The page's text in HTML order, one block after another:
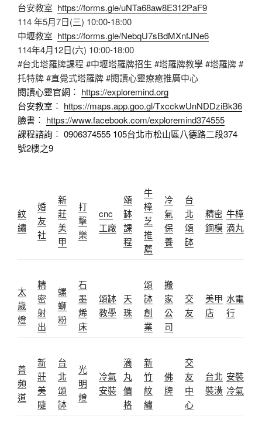
台安教室 https://forms.gle/uNTa68aw8E312PaF9
114 年5月7日(三) 10:00-18:00
中壢教室 https://forms.gle/NebqU7sBdMXnfJNe6
114年4月12日(六) 10:00-18:00
#台北塔羅牌課程 #中壢塔羅牌招生 #塔羅牌教學 #塔羅牌 #
托特牌 #直覺式塔羅牌 #閱讀心靈療癒推廣中心
閱讀心靈官網︰ https://exploremind.org
台安教室︰ https://maps.app.goo.gl/TxcckwUnNDDziBk36
臉書︰ https://www.facebook.com/exploremind374555
課程諮詢︰ 0906374555 105台北市松山區八德路二段374
號2樓之9
紋
繡
婚
友
社
新
莊
美
甲
打
擊
樂
cnc
工廠
頌
缽
課
程
牛
樟
芝
推
薦
冷
氣
保
養
台
北
頌
缽
精密
鋼模
牛樟
滴丸
太
歲
燈
精
密
射
出
螺
螄
粉
石
墨
烯
床
頌缽
教學
天
珠
頌
缽
創
業
搬
家
公
司
交
友
美甲
店
水電
行
善
頻
道
新
莊
美
睫
台
北
頌
缽
光
明
燈
冷氣
安裝
滴
丸
價
格
新
竹
紋
繡
佛
牌
交
友
中
心
台北
裝潢
安裝
冷氣